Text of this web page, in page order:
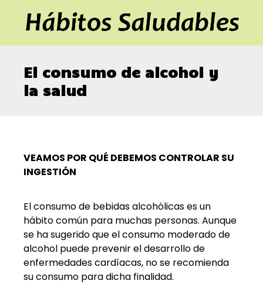
El consumo de alcohol y
la salud
VEAMOS POR QUÉ DEBEMOS CONTROLAR SU
INGESTIÓN
El consumo de bebidas alcohólicas es un
hábito común para muchas personas. Aunque
se ha sugerido que el consumo moderado de
alcohol puede prevenir el desarrollo de
enfermedades cardíacas, no se recomienda
su consumo para dicha finalidad.